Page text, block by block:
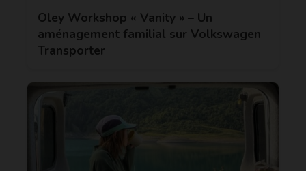
Oley Workshop « Vanity » – Un
aménagement familial sur Volkswagen
Transporter